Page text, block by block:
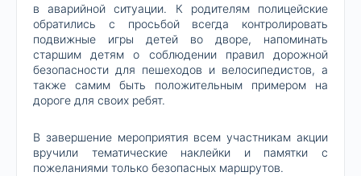
в аварийной ситуации. К родителям полицейские
обратились с просьбой всегда контролировать
подвижные игры детей во дворе, напоминать
старшим детям о соблюдении правил дорожной
безопасности для пешеходов и велосипедистов, а
также самим быть положительным примером на
дороге для своих ребят.
В завершение мероприятия всем участникам акции
вручили тематические наклейки и памятки с
пожеланиями только безопасных маршрутов.